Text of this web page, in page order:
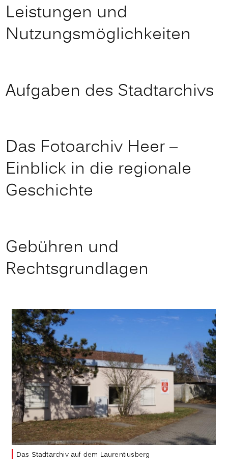
Leistungen und
Nutzungsmöglichkeiten
Aufgaben des Stadtarchivs
Das Fotoarchiv Heer –
Einblick in die regionale
Geschichte
Gebühren und
Rechtsgrundlagen
Das Stadtarchiv auf dem Laurentiusberg